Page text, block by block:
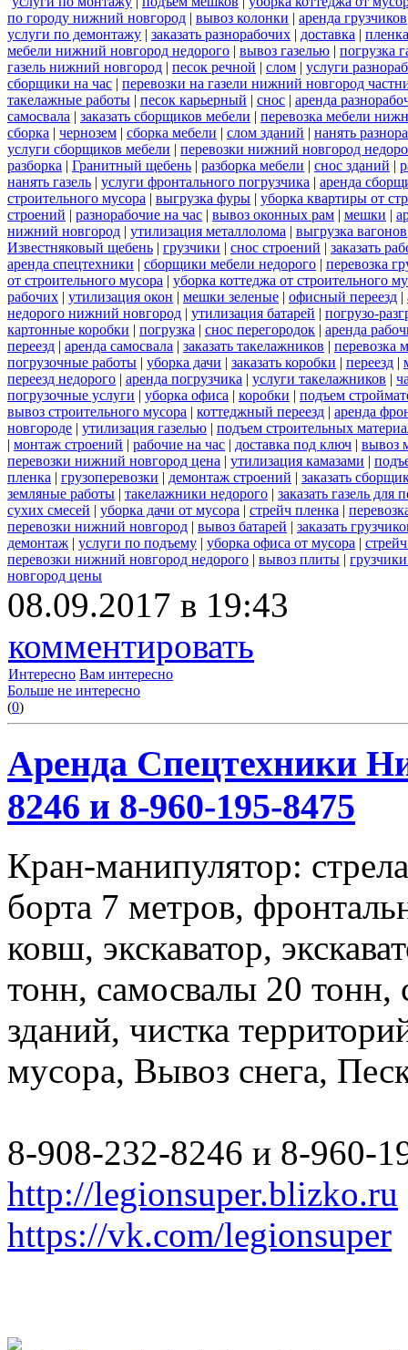
по городу нижний новгород | вывоз колонки | аренда грузчиков
услуги по демонтажу | заказать разнорабочих | доставка | пленка
мебели нижний новгород недорого | вывоз газелью | погрузка
газель нижний новгород | песок речной | слом | услуги
сборщики на час | перевозки на газели нижний новгород
такелажные работы | песок карьерный | снос | аренда
самосвала | заказать сборщиков мебели | перевозка мебели
сборка | чернозем | сборка мебели | слом зданий | нанять
услуги сборщиков мебели | перевозки нижний новгород
разборка | Гранитный щебень | разборка мебели | снос зданий |
нанять газель | услуги фронтального погрузчика | аренда
строительного мусора | выгрузка фуры | уборка квартиры от
строений | разнорабочие на час | вывоз оконных рам | мешки |
нижний новгород | утилизация металлолома | выгрузка вагонов
Известняковый щебень | грузчики | снос строений | заказать
аренда спецтехники | сборщики мебели недорого | перевозка
от строительного мусора | уборка коттеджа от строительного
рабочих | утилизация окон | мешки зеленые | офисный переезд |
недорого нижний новгород | утилизация батарей | погрузо-
картонные коробки | погрузка | снос перегородок | аренда
переезд | аренда самосвала | заказать такелажников | перевозка
погрузочные работы | уборка дачи | заказать коробки | переезд |
переезд недорого | аренда погрузчика | услуги такелажников |
погрузочные услуги | уборка офиса | коробки | подъем
вывоз строительного мусора | коттеджный переезд | аренда
новгороде | утилизация газелью | подъем строительных
| монтаж строений | рабочие на час | доставка под ключ | вывоз
перевозки нижний новгород цена | утилизация камазами |
пленка | грузоперевозки | демонтаж строений | заказать
земляные работы | такелажники недорого | заказать газель
сухих смесей | уборка дачи от мусора | стрейч пленка |
перевозки нижний новгород | вывоз батарей | заказать
демонтаж | услуги по подъему | уборка офиса от мусора |
перевозки нижний новгород недорого | вывоз плиты |
новгород цены
08.09.2017 в 19:43
комментировать
Интересно Вам интересно
Больше не интересно
(0)
Аренда Спецтехники
8246 и 8-960-195-8475
Кран-манипулятор:
борта 7 метров,
ковш, экскаватор,
тонн, самосвалы 20
зданий, чистка
мусора, Вывоз снега,
8-908-232-8246 и 8-960-
http://legionsuper.blizko.ru
https://vk.com/legionsuper